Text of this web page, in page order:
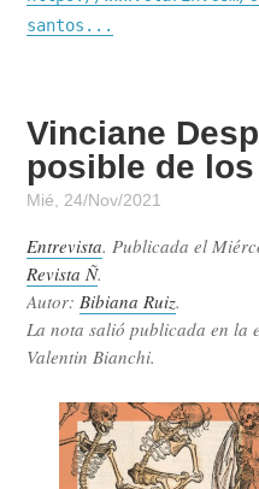
santos...
Vinciane
posible de
Mié, 24/Nov/2021
Entrevista. Publicada el
Revista Ñ.
Autor:Bibiana Ruiz.
La nota salió publicada en la
Valentin Bianchi.